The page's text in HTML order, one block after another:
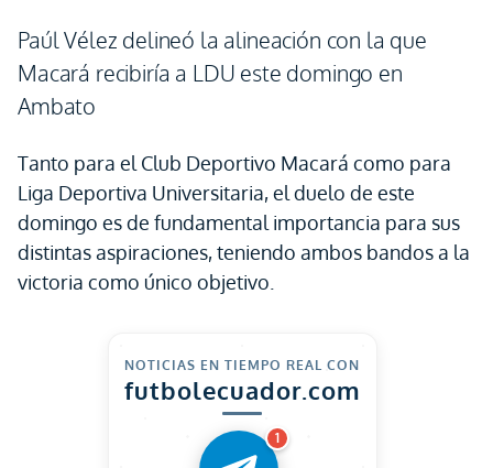
Paúl Vélez delineó la alineación con la que
Macará recibiría a LDU este domingo en
Ambato
Tanto para el Club Deportivo Macará como para
Liga Deportiva Universitaria, el duelo de este
domingo es de fundamental importancia para sus
distintas aspiraciones, teniendo ambos bandos a la
victoria como único objetivo.
NOTICIAS EN TIEMPO REAL CON
futbolecuador.com
1